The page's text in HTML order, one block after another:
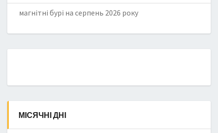
магнітні бурі на серпень 2026 року
МІСЯЧНІ ДНІ